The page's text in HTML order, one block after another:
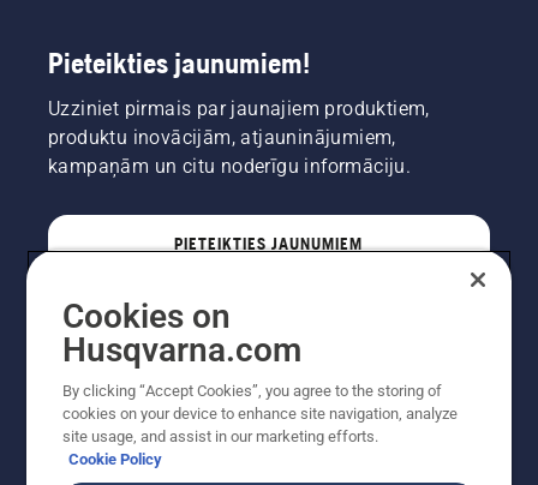
Pieteikties jaunumiem!
Uzziniet pirmais par jaunajiem produktiem,
produktu inovācijām, atjauninājumiem,
kampaņām un citu noderīgu informāciju.
PIETEIKTIES JAUNUMIEM
Cookies on
Husqvarna.com
By clicking “Accept Cookies”, you agree to the storing of
cookies on your device to enhance site navigation, analyze
site usage, and assist in our marketing efforts.
Cookie Policy